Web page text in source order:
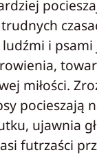
i psami
miłości.
pocieszają
ujawnia
futrzaści